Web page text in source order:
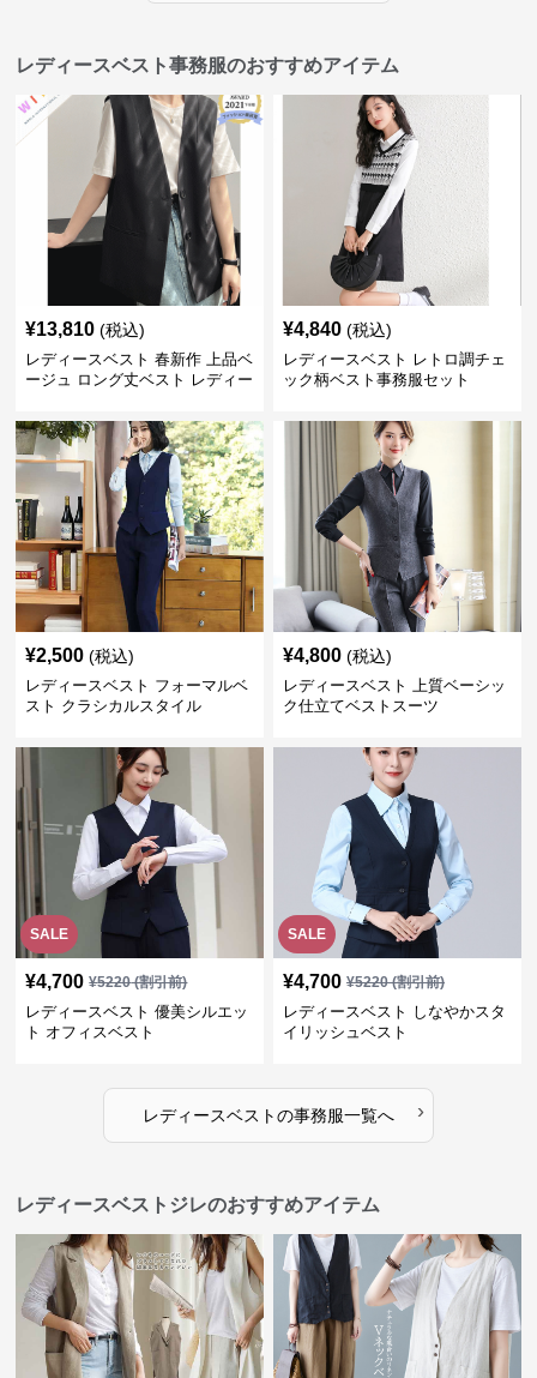
レディースベスト事務服のおすすめアイテム
¥13,810 (税込)
レディースベスト 春新作 上品ベ
ージュ ロング丈ベスト レディー
¥4,840 (税込)
レディースベスト レトロ調チェ
ック柄ベスト事務服セット
¥2,500 (税込)
レディースベスト フォーマルベ
スト クラシカルスタイル
¥4,800 (税込)
レディースベスト 上質ベーシッ
ク仕立てベストスーツ
SALE
¥4,700 ¥5220(割引前)
レディースベスト 優美シルエッ
ト オフィスベスト
SALE
¥4,700 ¥5220(割引前)
レディースベスト しなやかスタ
イリッシュベスト
レディースベストの事務服一覧へ ›
レディースベストジレのおすすめアイテム